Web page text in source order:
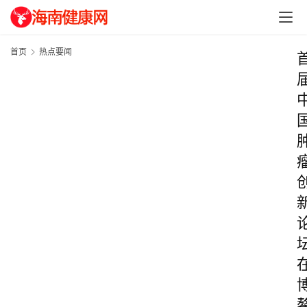
首页 热点要闻